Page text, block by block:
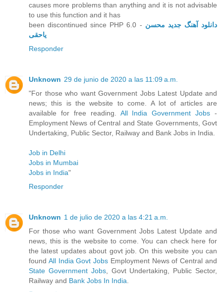
causes more problems than anything and it is not advisable
to use this function and it has
been discontinued since PHP 6.0 - دانلود آهنگ جدید محسن
یاحقی
Responder
Unknown 29 de junio de 2020 a las 11:09 a.m.
"For those who want Government Jobs Latest Update and
news; this is the website to come. A lot of articles are
available for free reading. All India Government Jobs -
Employment News of Central and State Governments, Govt
Undertaking, Public Sector, Railway and Bank Jobs in India.
Job in Delhi
Jobs in Mumbai
Jobs in India"
Responder
Unknown 1 de julio de 2020 a las 4:21 a.m.
For those who want Government Jobs Latest Update and
news, this is the website to come. You can check here for
the latest updates about govt job. On this website you can
found All India Govt Jobs Employment News of Central and
State Government Jobs, Govt Undertaking, Public Sector,
Railway and Bank Jobs In India